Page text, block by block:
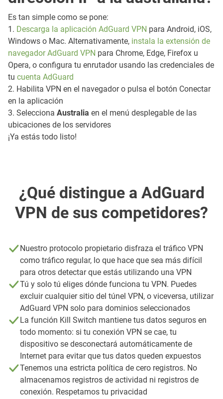
Es tan simple como se pone:
1. Descarga la aplicación AdGuard VPN para Android, iOS,
Windows o Mac. Alternativamente, instala la extensión de
navegador AdGuard VPN para Chrome, Edge, Firefox u
Opera, o configura tu enrutador usando las credenciales de
tu cuenta AdGuard
2. Habilita VPN en el navegador o pulsa el botón Conectar
en la aplicación
3. Selecciona Australia en el menú desplegable de las
ubicaciones de los servidores
¡Ya estás todo listo!
¿Qué distingue a AdGuard
VPN de sus competidores?
Nuestro protocolo propietario disfraza el tráfico VPN
como tráfico regular, lo que hace que sea más difícil
para otros detectar que estás utilizando una VPN
Tú y solo tú eliges dónde funciona tu VPN. Puedes
excluir cualquier sitio del túnel VPN, o viceversa, utilizar
AdGuard VPN solo para dominios seleccionados
La función Kill Switch mantiene tus datos seguros en
todo momento: si tu conexión VPN se cae, tu
dispositivo se desconectará automáticamente de
Internet para evitar que tus datos queden expuestos
Tenemos una estricta política de cero registros. No
almacenamos registros de actividad ni registros de
conexión. Respetamos tu privacidad